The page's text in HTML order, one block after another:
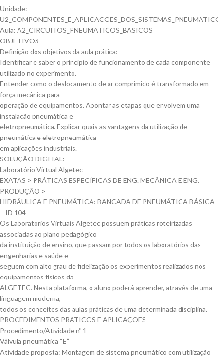
Unidade:
Aula: A2_CIRCUITOS_PNEUMATICOS_BASICOS
OBJETIVOS
Definição dos objetivos da aula prática:
Identificar e saber o princípio de funcionamento de cada componente
utilizado no experimento.
Entender como o deslocamento de ar comprimido é transformado em
força mecânica para
operação de equipamentos. Apontar as etapas que envolvem uma
instalação pneumática e
eletropneumática. Explicar quais as vantagens da utilização de
pneumática e eletropneumática
em aplicações industriais.
SOLUÇÃO DIGITAL:
Laboratório Virtual Algetec
EXATAS > PRÁTICAS ESPECÍFICAS DE ENG. MECÂNICA E ENG.
PRODUÇÃO >
HIDRÁULICA E PNEUMÁTICA: BANCADA DE PNEUMÁTICA BÁSICA
– ID 104
Os Laboratórios Virtuais Algetec possuem práticas roteirizadas
associadas ao plano pedagógico
da instituição de ensino, que passam por todos os laboratórios das
engenharias e saúde e
seguem com alto grau de fidelização os experimentos realizados nos
equipamentos físicos da
ALGETEC. Nesta plataforma, o aluno poderá́ aprender, através de uma
linguagem moderna,
todos os conceitos das aulas práticas de uma determinada disciplina.
PROCEDIMENTOS PRÁTICOS E APLICAÇÕES
Procedimento/Atividade nº 1
Válvula pneumática “E”
Atividade proposta: Montagem de sistema pneumático com utilização